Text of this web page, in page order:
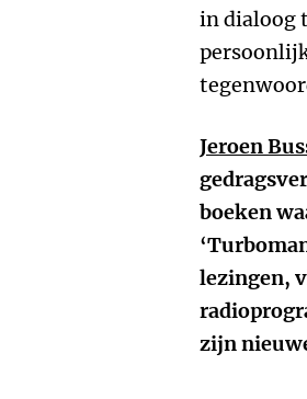
in dialoog
Jeroen
boeken
lezingen,
zijn